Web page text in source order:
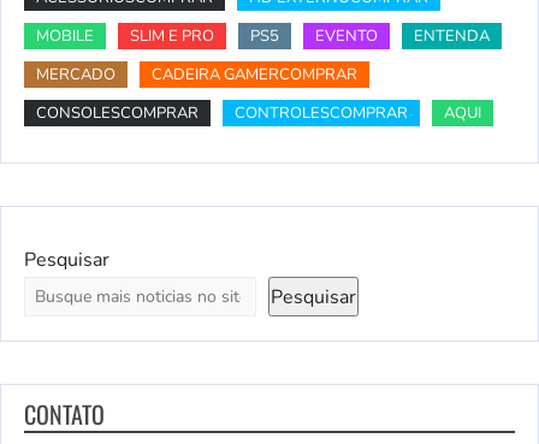
MOBILE
SLIM E PRO PS5 EVENTO
ENTENDA
MERCADO
CADEIRA GAMERCOMPRAR
CONSOLESCOMPRAR
CONTROLESCOMPRAR AQUI
Pesquisar
Pesquisar
CONTATO